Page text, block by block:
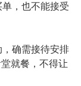
，也不能接受
确需接待安排
就餐，不得让